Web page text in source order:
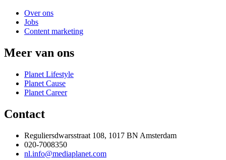
Over ons
Jobs
Content marketing
Meer van ons
Planet Lifestyle
Planet Cause
Planet Career
Contact
Reguliersdwarsstraat 108, 1017 BN Amsterdam
020-7008350
nl.info@mediaplanet.com